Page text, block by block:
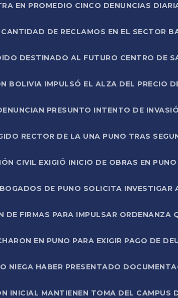
EN PROMEDIO CINCO DENUNCIAS
DE RECLAMOS EN EL SECTOR
DESTINADO AL FUTURO CENTRO DE
BOLIVIA IMPULSÓ EL ALZA DEL PRECIO
PRESUNTO INTENTO DE
RECTOR DE LA UNA PUNO TRAS
CIVIL EXIGIÓ INICIO DE OBRAS EN
DE PUNO SOLICITA INVESTIGAR
DE FIRMAS PARA IMPULSAR
EN PUNO PARA EXIGIR PAGO DE
NIEGA HABER PRESENTADO
INICIAL MANTIENEN TOMA DEL CAMPUS